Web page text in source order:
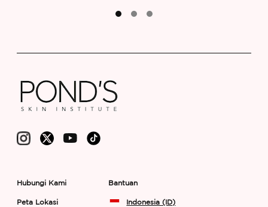
Hubungi Kami Bantuan
Peta Lokasi Indonesia (ID)